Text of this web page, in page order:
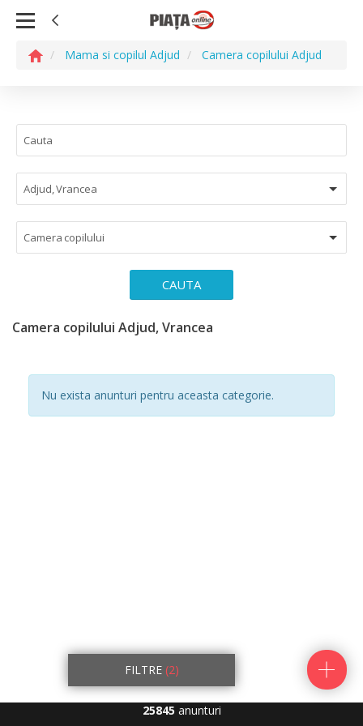
Mama si copilul Adjud Camera copilului Adjud
Adjud, Vrancea
Camera copilului
CAUTA
Camera copilului Adjud, Vrancea
Nu exista anunturi pentru aceasta categorie.
FILTRE (2)
25845 anunturi